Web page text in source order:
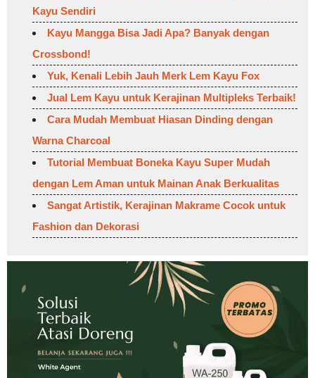
Kayu Sendiri
Kayu Mangga Bisa Jadi Apa? Banyak dengan
Crossbond!
Yuk, Kenali Lebih Jauh Merk Lem Kayu Fox
Jual Lem Kayu untuk Kerajinan Multipleks Terbaik!
Cara Mudah Membuat Hiasan Dinding dengan
Warna Charcoal
Tutorial Membuat Boneka Kayu Super Mudah
dengan Lem Aman untuk Mainan Anak Berkualitas
Sangat Artistik, Kerajinan Makrame Cocok untuk
Fashion dan Dekorasi